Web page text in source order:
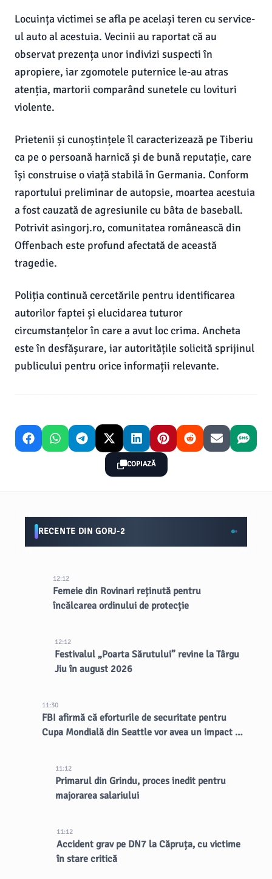
Locuința victimei se afla pe același teren cu service-
ul auto al acestuia. Vecinii au raportat că au
observat prezența unor indivizi suspecti în
apropiere, iar zgomotele puternice le-au atras
atenția, martorii comparând sunetele cu lovituri
violente.
Prietenii și cunoștințele îl caracterizează pe Tiberiu
ca pe o persoană harnică și de bună reputație, care
își construise o viață stabilă în Germania. Conform
raportului preliminar de autopsie, moartea acestuia
a fost cauzată de agresiunile cu bâta de baseball.
Potrivit asingorj.ro, comunitatea românească din
Offenbach este profund afectată de această
tragedie.
Poliția continuă cercetările pentru identificarea
autorilor faptei și elucidarea tuturor
circumstanțelor în care a avut loc crima. Ancheta
este în desfășurare, iar autoritățile solicită sprijinul
publicului pentru orice informații relevante.
COPIAZĂ
RECENTE DIN GORJ-2
12:12
Femeie din Rovinari reținută pentru
încălcarea ordinului de protecție
12:12
Festivalul „Poarta Sărutului” revine la Târgu
Jiu în august 2026
11:30
FBI afirmă că eforturile de securitate pentru
Cupa Mondială din Seattle vor avea un impact de
11:12
Primarul din Grindu, proces inedit pentru
majorarea salariului
11:12
Accident grav pe DN7 la Căpruța, cu victime
în stare critică